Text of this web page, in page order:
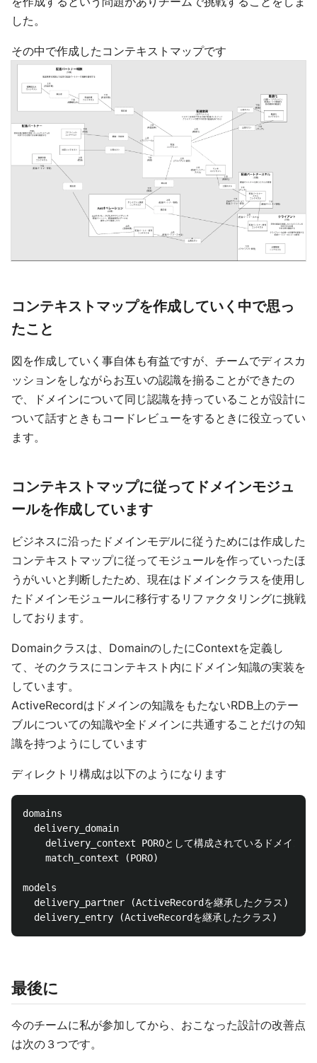
した。
その中で作成したコンテキストマップです
コンテキストマップを作成していく中で思っ
たこと
図を作成していく事自体も有益ですが、チームでディスカ
ッションをしながらお互いの認識を揃ることができたの
で、ドメインについて同じ認識を持っていることが設計に
ついて話すときもコードレビューをするときに役立ってい
ます。
コンテキストマップに従ってドメインモジュ
ールを作成しています
ビジネスに沿ったドメインモデルに従うためには作成した
コンテキストマップに従ってモジュールを作っていったほ
うがいいと判断したため、現在はドメインクラスを使用し
たドメインモジュールに移行するリファクタリングに挑戦
しております。
Domainクラスは、DomainのしたにContextを定義し
て、そのクラスにコンテキスト内にドメイン知識の実装を
しています。
ActiveRecordはドメインの知識をもたないRDB上のテー
ブルについての知識や全ドメインに共通することだけの知
識を持つようにしています
ディレクトリ構成は以下のようになります
domains
  delivery_domain
delivery_context POROとして構成されているドメインク
    match_context (PORO)
models
  delivery_partner (ActiveRecordを継承したクラス)
最後に
今のチームに私が参加してから、おこなった設計の改善点
は次の３つです。